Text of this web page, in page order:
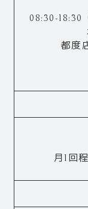
08:30-18:30
都度
月1回